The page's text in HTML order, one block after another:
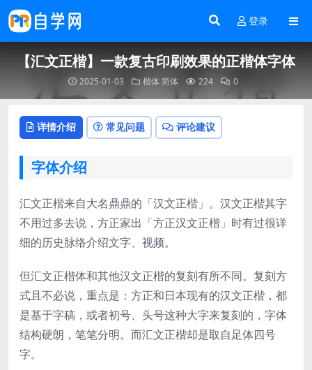
登录
【汇文正楷】一款复古印刷效果的正楷体字体
2025-01-03 楷体简体 224 0
详情介绍 常见问题 评论建议
字体介绍
汇文正楷来自大名鼎鼎的「汉文正楷」。汉文正楷其字
不用过多去说，方正家出「方正汉文正楷」时有过很详
细的历史脉络介绍文字、视频。
但汇文正楷体和其他汉文正楷的复刻有所不同。复刻方
式且不必说，重点是：方正和日本现有的汉文正楷，都
是基于字稿，或者初号、头号这种大字来复刻的，字体
结构硬朗，笔笔分明。而汇文正楷却是取自足体四号
字。